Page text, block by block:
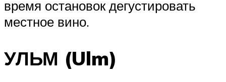
время остановок дегустировать
местное вино.
УЛЬМ (Ulm)